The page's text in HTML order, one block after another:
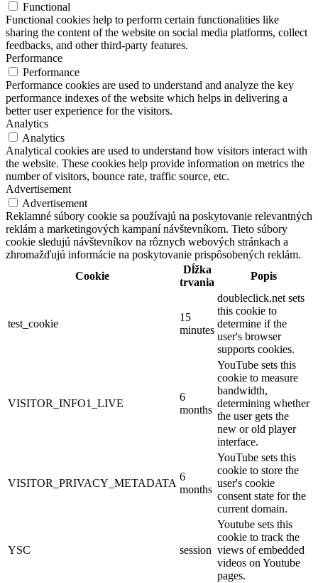
Functional
Functional cookies help to perform certain functionalities like
sharing the content of the website on social media platforms, collect
feedbacks, and other third-party features.
Performance
Performance
Performance cookies are used to understand and analyze the key
performance indexes of the website which helps in delivering a
better user experience for the visitors.
Analytics
Analytics
Analytical cookies are used to understand how visitors interact with
the website. These cookies help provide information on metrics the
number of visitors, bounce rate, traffic source, etc.
Advertisement
Advertisement
Reklamné súbory cookie sa používajú na poskytovanie relevantných
reklám a marketingových kampaní návštevníkom. Tieto súbory
cookie sledujú návštevníkov na rôznych webových stránkach a
zhromažďujú informácie na poskytovanie prispôsobených reklám.
Cookie
Dĺžka
trvania
Popis
test_cookie
15
minutes
doubleclick.net sets
this cookie to
determine if the
user's browser
supports cookies.
VISITOR_INFO1_LIVE
6
months
YouTube sets this
cookie to measure
bandwidth,
determining whether
the user gets the
new or old player
interface.
VISITOR_PRIVACY_METADATA
6
months
YouTube sets this
cookie to store the
user's cookie
consent state for the
current domain.
YSC session
Youtube sets this
cookie to track the
views of embedded
videos on Youtube
pages.